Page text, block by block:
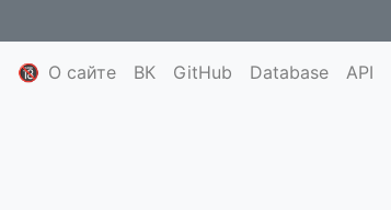
🔞 О сайте ВК GitHub Database API